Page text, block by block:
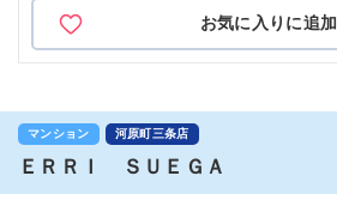
お気に入りに追加
マンション 河原町三条店
ＥＲＲＩ ＳＵＥＧＡ